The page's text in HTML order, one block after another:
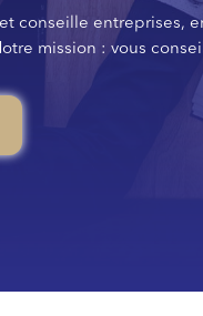
conseille entreprises,
mission : vous